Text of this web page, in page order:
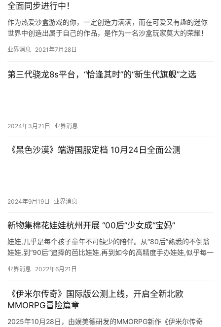
全面同步进行中！
作为热爱沙盒游戏的你，一定创造力满满，而在可爱又有趣的迷你
世界中创造出属于自己的作品，是作为一名沙盒玩家莫大的荣耀！
等你…
业界消息 2021年7月28日
第三代骁龙8s平台，“恰逢其时”的“新生代旗舰”之选
2024年3月21日 业界消息
《黑色沙漠》端游国服定档 10月24日全面公测
2024年9月19日 业界消息
新物集棉花娃娃杭州开展 “00后”少女成“宝妈”
娃娃,几乎是每个孩子童年不可缺少的陪伴。从“80后”熟悉的不倒翁
娃娃,到“90后”追捧的芭比娃娃,再到如今的高精度手办娃娃,似乎每一
业界消息 2022年6月21日
《伊米尔传奇》国际版公测上线，开启全新北欧
MMORPG冒险篇章
2025年10月28日，由娱美德研发的MMORPG新作《伊米尔传奇